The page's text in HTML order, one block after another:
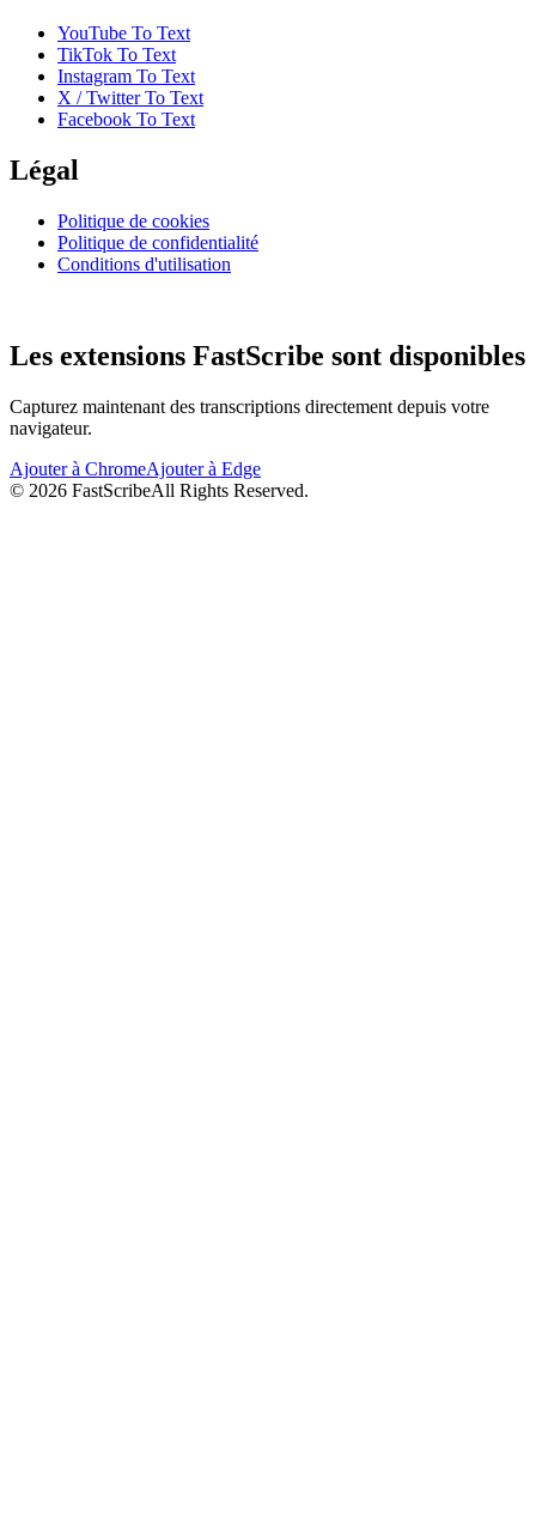
YouTube To Text
TikTok To Text
Instagram To Text
X / Twitter To Text
Facebook To Text
Légal
Politique de cookies
Politique de confidentialité
Conditions d'utilisation
Les extensions FastScribe sont disponibles
Capturez maintenant des transcriptions directement depuis votre
navigateur.
Ajouter à ChromeAjouter à Edge
© 2026 FastScribeAll Rights Reserved.